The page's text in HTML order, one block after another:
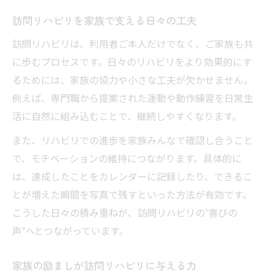
訪問リハビリを家族で支える日々の工夫
訪問リハビリは、利用者ご本人だけでなく、ご家族も共
に歩むプロセスです。日々のリハビリをより効果的にす
るためには、家族の協力や小さな工夫が欠かせません。
例えば、専門職から提案された運動や動作練習を日常生
活に自然に組み込むことで、継続しやすくなります。
また、リハビリでの進歩を家族みんなで確認し合うこと
で、モチベーションの維持につながります。具体的に
は、達成したことをカレンダーに記録したり、できるこ
とが増えた瞬間を写真で残すといった方法が有効です。
こうした日々の積み重ねが、訪問リハビリの“喜びの
声”へとつながっています。
家族の励ましが訪問リハビリに与える力